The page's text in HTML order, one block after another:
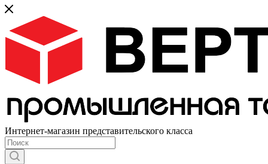
Интернет-магазин представительского класса